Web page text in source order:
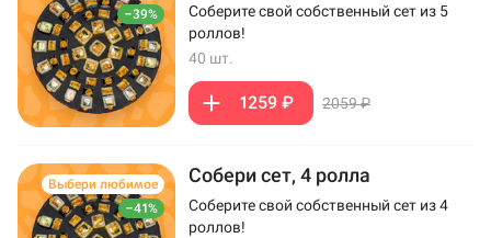
–39%
Соберите свой собственный сет из 5
роллов!
40 шт.
1259 ₽ 2059 ₽
–41%
Выбери любимое Собери сет, 4 ролла
Соберите свой собственный сет из 4
роллов!